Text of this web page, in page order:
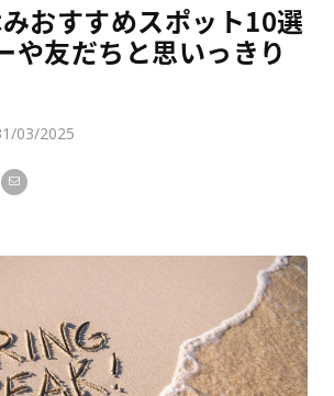
おすすめスポット10選
や友だちと思いっきり
03/2025